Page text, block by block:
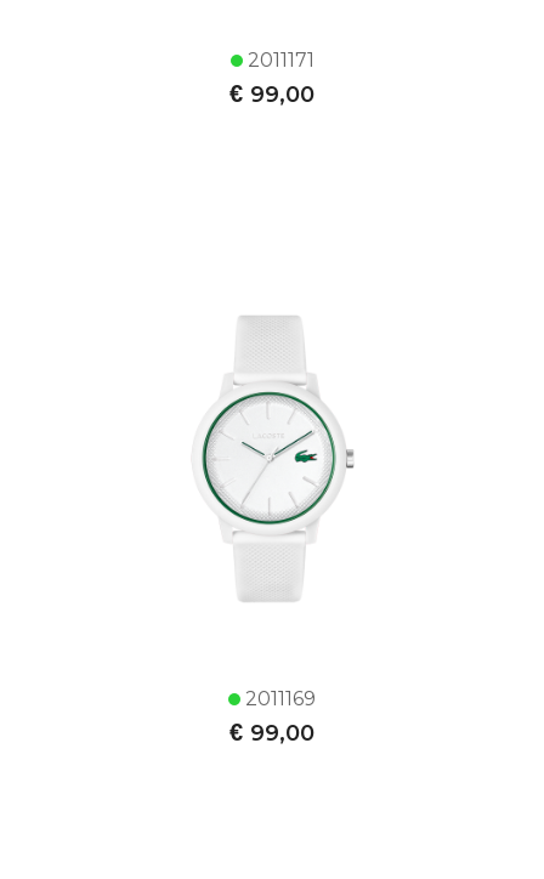
2011171
€ 99,00
2011169
€ 99,00